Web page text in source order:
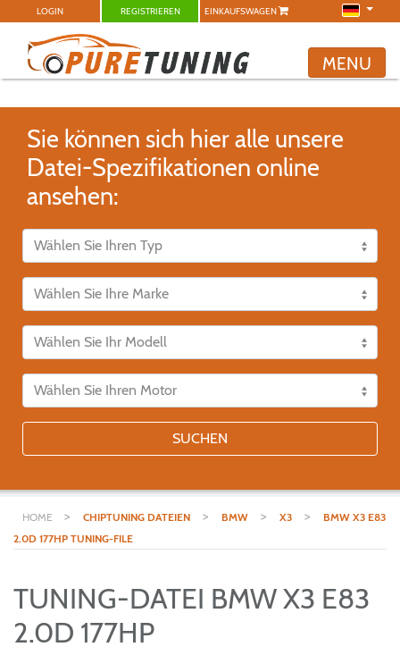
LOGIN REGISTRIEREN EINKAUFSWAGEN
MENU
Sie können sich hier alle unsere
Datei-Spezifikationen online
ansehen:
SUCHEN
HOME > CHIPTUNING DATEIEN > BMW > X3 >
BMW X3 E83
2.0D 177HP TUNING-FILE
TUNING-DATEI BMW X3 E83
2.0D 177HP